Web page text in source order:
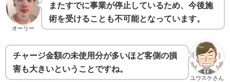
オーリー
またすでに事業が停止しているため、今後施
術を受けることも不可能となっています。
ユウスケさん
チャージ金額の未使用分が多いほど客側の損
害も大きいということですね。